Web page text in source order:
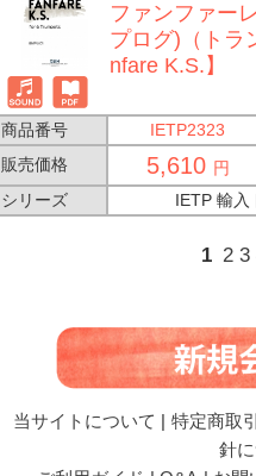
ファンファー
プログ)（トラ
nfare K.S.】
商品番号 IETP2323
販売価格
5,610 円
シリーズ
IETP 輸入
1 2 3
当サイトについて | 特定商取
針